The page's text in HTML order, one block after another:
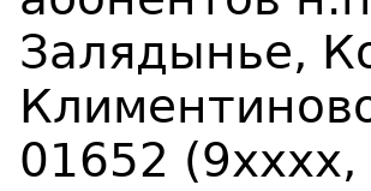
Залядынье,
01652